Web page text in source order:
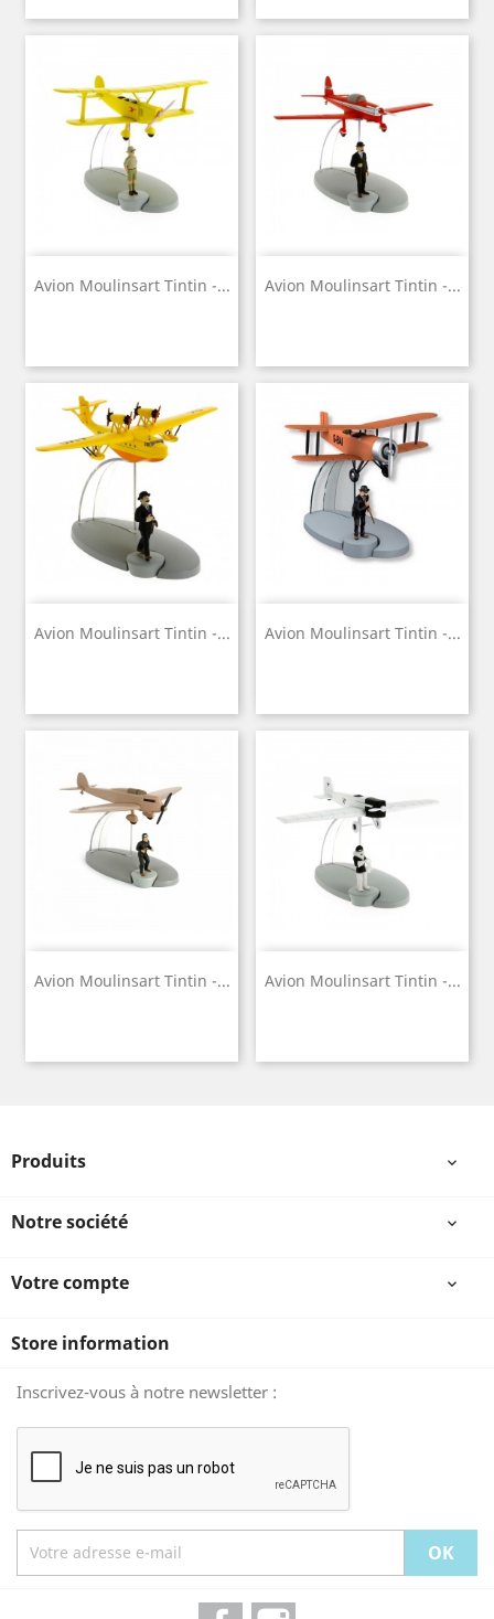
Avion Moulinsart Tintin -... Avion Moulinsart Tintin -...
Avion Moulinsart Tintin -... Avion Moulinsart Tintin -...
Avion Moulinsart Tintin -... Avion Moulinsart Tintin -...
Produits 
Notre société 
Votre compte 
Store information
Inscrivez-vous à notre newsletter :
Facebook